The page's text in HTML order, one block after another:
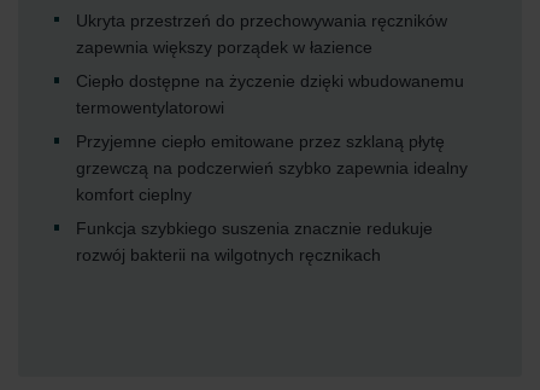
Ukryta przestrzeń do przechowywania ręczników
zapewnia większy porządek w łazience
Ciepło dostępne na życzenie dzięki wbudowanemu
termowentylatorowi
Przyjemne ciepło emitowane przez szklaną płytę
grzewczą na podczerwień szybko zapewnia idealny
komfort cieplny
Funkcja szybkiego suszenia znacznie redukuje
rozwój bakterii na wilgotnych ręcznikach